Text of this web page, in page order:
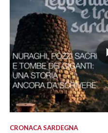
CRONACA SARDEGNA